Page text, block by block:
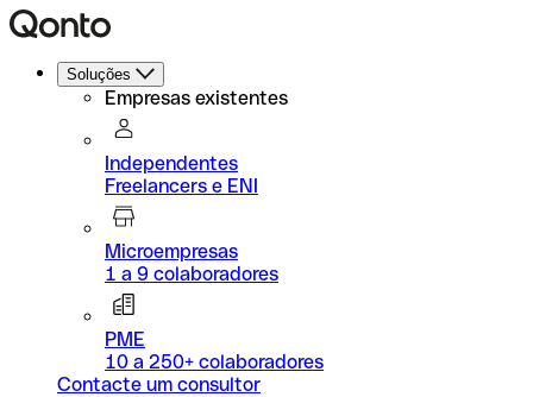
Soluções
Empresas existentes
Independentes
Freelancers e ENI
Microempresas
1 a 9 colaboradores
PME
10 a 250+ colaboradores
Contacte um consultor